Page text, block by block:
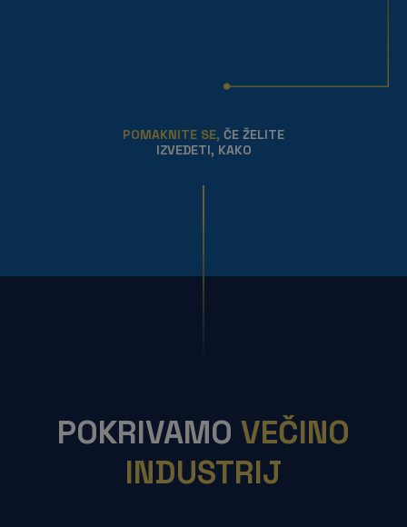
POMAKNITE SE, ČE ŽELITE
IZVEDETI, KAKO
POKRIVAMO VEČINO
INDUSTRIJ